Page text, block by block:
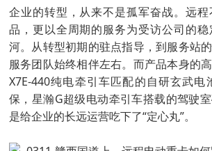
企业的转型，从来不是孤军奋战。远
品，更以全周期的服务为受访公司的
河。从转型初期的驻点指导，到服务站
服务团队始终相伴左右。而产品本身的
X7E-440纯电牵引车匹配的自研玄武电
保，星瀚G超级电动牵引车搭载的驾驶
是给企业的长远运营吃下了“定心丸”。